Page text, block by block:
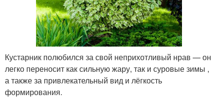
Кустарник полюбился за свой неприхотливый нрав — он
легко переносит как сильную жару, так и суровые зимы ,
а также за привлекательный вид и лёгкость
формирования.